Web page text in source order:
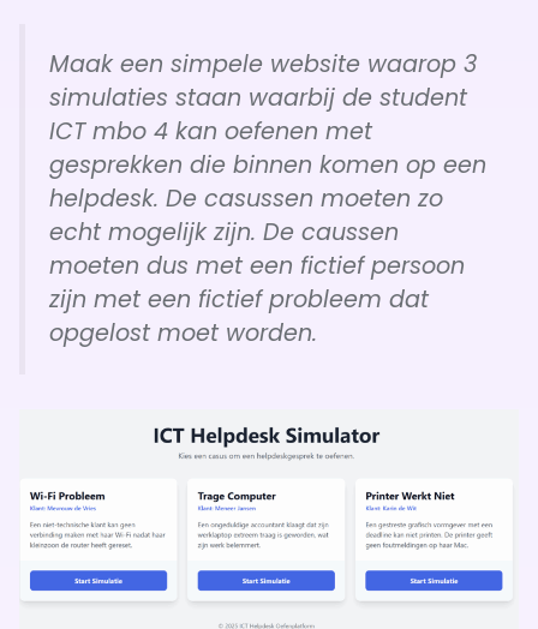
Maak een simpele website waarop 3
simulaties staan waarbij de student
ICT mbo 4 kan oefenen met
gesprekken die binnen komen op een
helpdesk. De casussen moeten zo
echt mogelijk zijn. De caussen
moeten dus met een fictief persoon
zijn met een fictief probleem dat
opgelost moet worden.